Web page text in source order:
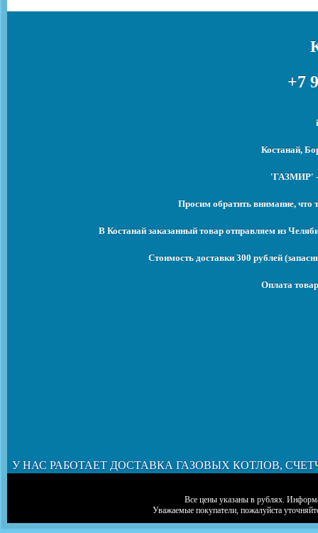
+7
Костанай,
'ГАЗМИР' -
Просим обратить внимание, что
В Костанай заказанный товар отправляем из
Стоимость доставки 300 рублей
Оплата
У НАС РАБОТАЕТ ДОСТАВКА ГАЗОВЫХ КОТЛОВ,
Все цены указаны в рублях.
Уважаемые покупатели, пожалуйста